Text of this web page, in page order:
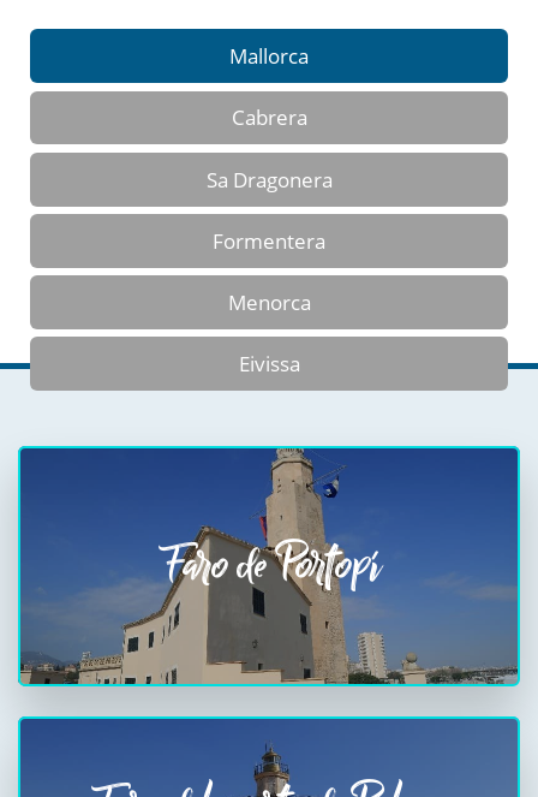
Mallorca
Cabrera
Sa Dragonera
Formentera
Menorca
Eivissa
Faro de Portopí